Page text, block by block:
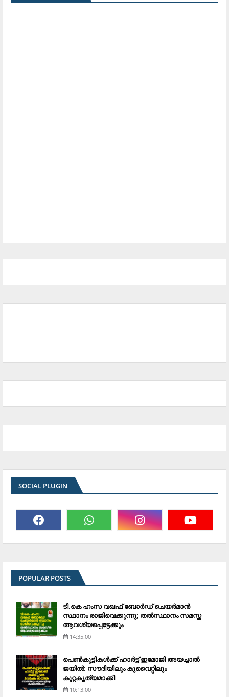
SOCIAL PLUGIN
POPULAR POSTS
ടി.കെ ഹംസ വഖഫ് ബോര്‍ഡ് ചെയര്‍മാന്‍
സ്ഥാനം രാജിവെക്കുന്നു; തല്‍സ്ഥാനം സമസ്ത
ആവശ്യപ്പെട്ടേക്കും
14:35:00
പെണ്‍കുട്ടികള്‍ക്ക് ഹാര്‍ട്ട് ഇമോജി അയച്ചാല്‍
ജയില്‍: സൗദിയിലും കുവൈറ്റിലും
കുറ്റകൃത്യമാക്കി
10:13:00